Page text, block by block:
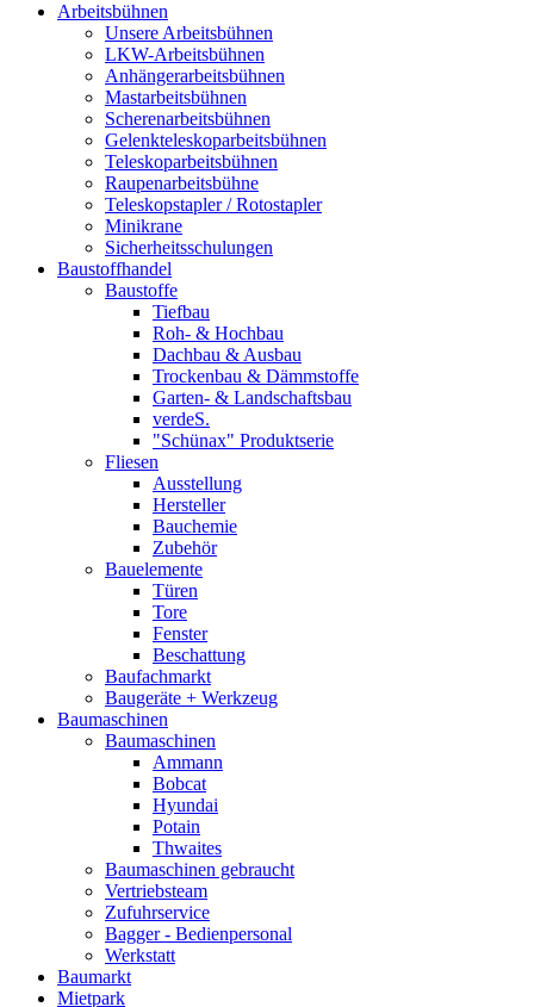
Arbeitsbühnen
Unsere Arbeitsbühnen
LKW-Arbeitsbühnen
Anhängerarbeitsbühnen
Mastarbeitsbühnen
Scherenarbeitsbühnen
Gelenkteleskoparbeitsbühnen
Teleskoparbeitsbühnen
Raupenarbeitsbühne
Teleskopstapler / Rotostapler
Minikrane
Sicherheitsschulungen
Baustoffhandel
Baustoffe
Tiefbau
Roh- & Hochbau
Dachbau & Ausbau
Trockenbau & Dämmstoffe
Garten- & Landschaftsbau
verdeS.
"Schünax" Produktserie
Fliesen
Ausstellung
Hersteller
Bauchemie
Zubehör
Bauelemente
Türen
Tore
Fenster
Beschattung
Baufachmarkt
Baugeräte + Werkzeug
Baumaschinen
Baumaschinen
Ammann
Bobcat
Hyundai
Potain
Thwaites
Baumaschinen gebraucht
Vertriebsteam
Zufuhrservice
Bagger - Bedienpersonal
Werkstatt
Baumarkt
Mietpark